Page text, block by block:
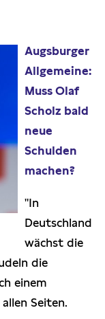
Augsburger
Allgemeine:
Muss Olaf
Scholz bald
neue
Schulden
machen?
"In
Deutschland
wächst die
die
einem
Seiten.